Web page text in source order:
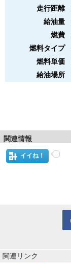
走行距離
給油量
燃費
燃料タイプ
燃料単価
給油場所
関連情報
イイね！
関連リンク